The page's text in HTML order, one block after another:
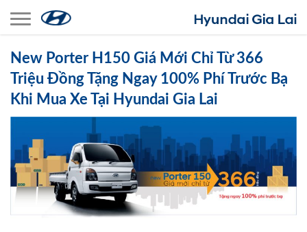
Toggle navigation
New Porter H150 Giá Mới Chỉ Từ 366
Triệu Đồng Tặng Ngay 100% Phí Trước Bạ
Khi Mua Xe Tại Hyundai Gia Lai